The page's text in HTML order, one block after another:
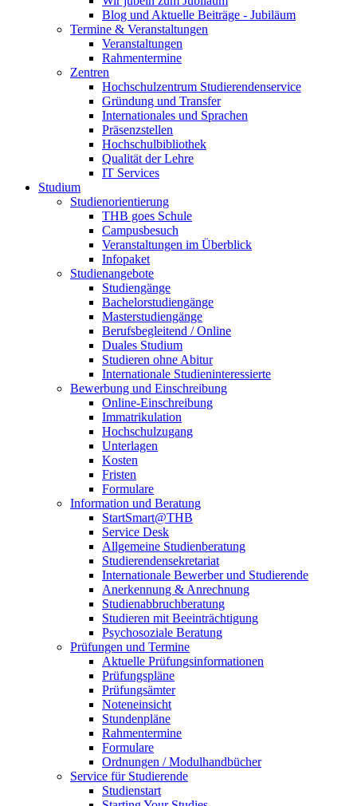
Blog und Aktuelle Beiträge - Jubiläum
Termine & Veranstaltungen
Veranstaltungen
Rahmentermine
Zentren
Hochschulzentrum Studierendenservice
Gründung und Transfer
Internationales und Sprachen
Präsenzstellen
Hochschulbibliothek
Qualität der Lehre
IT Services
Studium
Studienorientierung
THB goes Schule
Campusbesuch
Veranstaltungen im Überblick
Infopaket
Studienangebote
Studiengänge
Bachelorstudiengänge
Masterstudiengänge
Berufsbegleitend / Online
Duales Studium
Studieren ohne Abitur
Internationale Studieninteressierte
Bewerbung und Einschreibung
Online-Einschreibung
Immatrikulation
Hochschulzugang
Unterlagen
Kosten
Fristen
Formulare
Information und Beratung
StartSmart@THB
Service Desk
Allgemeine Studienberatung
Studierendensekretariat
Internationale Bewerber und Studierende
Anerkennung & Anrechnung
Studienabbruchberatung
Studieren mit Beeinträchtigung
Psychosoziale Beratung
Prüfungen und Termine
Aktuelle Prüfungsinformationen
Prüfungspläne
Prüfungsämter
Noteneinsicht
Stundenpläne
Rahmentermine
Formulare
Ordnungen / Modulhandbücher
Service für Studierende
Studienstart